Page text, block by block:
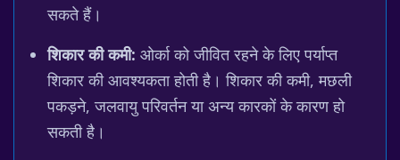
सकते हैं।
शिकार की कमी: ओर्का को जीवित रहने के लिए पर्याप्त
शिकार की आवश्यकता होती है। शिकार की कमी, मछली
पकड़ने, जलवायु परिवर्तन या अन्य कारकों के कारण हो
सकती है।